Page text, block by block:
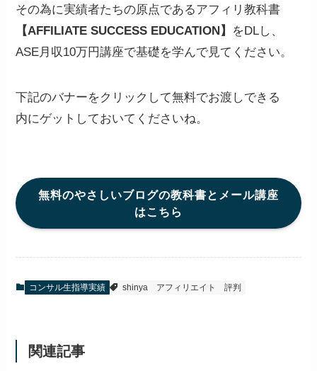
その為に実績者たちの原点であるアフィリ教科書
【AFFILIATE SUCCESS EDUCATION】 をDLし、
ASE月収10万円講座で基礎を学んで見てください。
下記のバナーをクリックして無料でお渡しできる
内にゲットしておいてくださいね。
無料のやさしいブログの教科書とメール講座
はこちら
コンサル生指導実績 shinya アフィリエイト 評判
関連記事